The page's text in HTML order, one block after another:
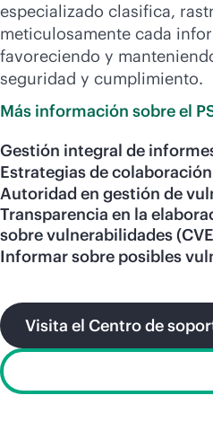
especializado clasifica,
meticulosamente cada
favoreciendo y
seguridad y cumplimiento.
Más información sobre el
Gestión integral de
Estrategias de
Autoridad en gestión de
Transparencia en la
sobre vulnerabilidades
Informar sobre posibles
Visita el Centro de